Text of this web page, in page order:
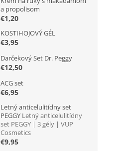
a propolisom
€1,20
KOSTIHOJOVÝ GÉL
€3,95
Darčekový Set Dr. Peggy
€12,50
ACG set
€6,95
Letný anticelulitídny set
PEGGY Letný anticelulitídny
set PEGGY | 3 gély | VUP
Cosmetics
€9,95